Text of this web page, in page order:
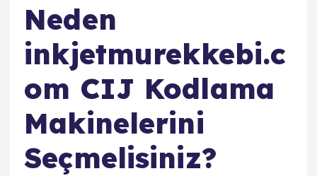
Neden
inkjetmurekkebi.c
om CIJ Kodlama
Makinelerini
Seçmelisiniz?